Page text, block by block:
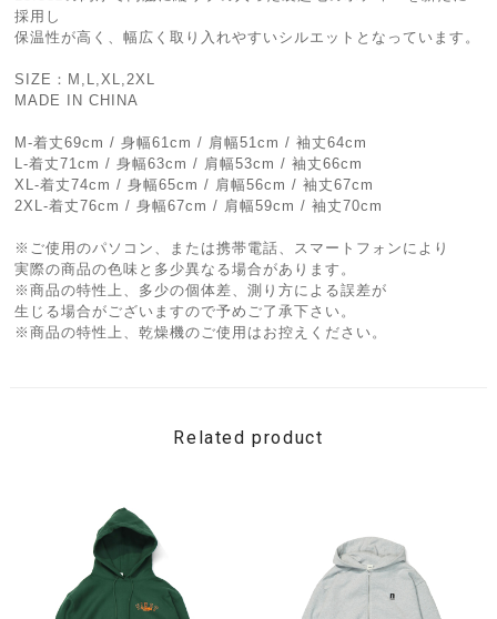
採用し
保温性が高く、幅広く取り入れやすいシルエットとなっています。
SIZE：M,L,XL,2XL
MADE IN CHINA
M-着丈69cm / 身幅61cm / 肩幅51cm / 袖丈64cm
L-着丈71cm / 身幅63cm / 肩幅53cm / 袖丈66cm
XL-着丈74cm / 身幅65cm / 肩幅56cm / 袖丈67cm
2XL-着丈76cm / 身幅67cm / 肩幅59cm / 袖丈70cm
※ご使用のパソコン、または携帯電話、スマートフォンにより
実際の商品の色味と多少異なる場合があります。
※商品の特性上、多少の個体差、測り方による誤差が
生じる場合がございますので予めご了承下さい。
※商品の特性上、乾燥機のご使用はお控えください。
Related product